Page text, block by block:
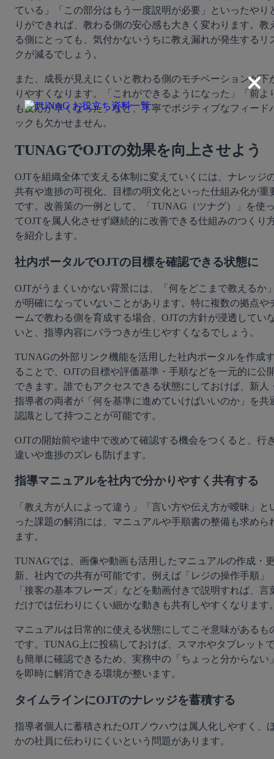
ている」「この部分はもう一度説明が必要」といったやり
りができれば、教わる側の安心感も大きく変わります。教
る側にとっても、気付かないうちに教え漏れが発生するリ
クが減るでしょう。
また、成長が見えにくいと教わる側のモチベーションが下
りやすくなります。「これができるようになった」「前よ
も反応が早くなった」など、丁寧でポジティブなフィード
ックも欠かせません。
TUNAGでOJTの効果を向上させよう
OJTを組織全体で支える体制に変えていくには、ナレッジ
共有や進捗の可視化、目標の明文化といった仕組み化が重
です。改善策の一例として、「TUNAG（ツナグ）」を使
てOJTを属人化させず継続的に改善できる仕組みのつくり
を紹介します。
社内ポータルでOJTの目標を確認できる状態に
OJTがうまくいかない背景には、「何をどこまで教えるか
が明確になっていないことがあります。特に複数の拠点や
ームで教わる側を育成する場合、OJTの方針が浸透してい
いと、指導内容にバラつきが生じやすくなるでしょう。
TUNAGの外部リンク機能を活用した社内ポータルを作成
ることで、OJTの目標や評価基準・手順などを一元的に公
できます。誰でもアクセスできる状態にしておけば、新人
指導者の両者が「何を基準に進めていけばいいのか」を共
認識として持つことが可能です。
OJTの開始前や途中で改めて確認する機会をつくると、行
違いや進捗のズレも防げます。
指導マニュアルを社内で分かりやすく共有する
「教え方が人によって違う」「言い方や伝え方が曖昧」と
った課題の解消には、マニュアルや手順書の整備も求めら
ます。
TUNAGでは、画像や動画も活用したマニュアルの作成・
新、社内での共有が可能です。例えば「レジの操作手順」
「接客の基本フレーズ」などを動画付きで説明すれば、言
だけでは伝わりにくい細かな動きも共有しやすくなります
マニュアルは日常的に使える状態にしてこそ意味があるも
です。TUNAG上に投稿しておけば、スマホやタブレット
も簡単に確認できるため、実務中の「ちょっと分からない
を即時に解消できる環境が整います。
タイムラインにOJTのナレッジを蓄積する
指導者個人に蓄積されたOJTノウハウは属人化しやすく、
かの社員に伝わりにくいという問題があります。